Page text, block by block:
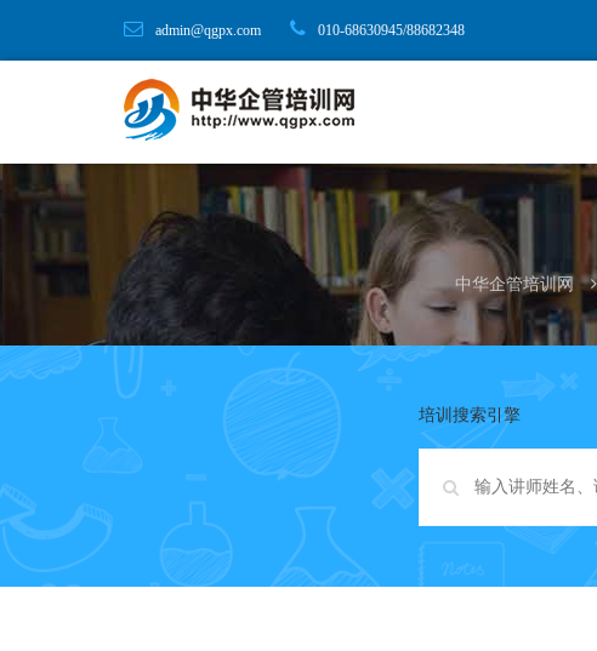
admin@qgpx.com 010-68630945/88682348
中华企管培训网
培训搜索引擎